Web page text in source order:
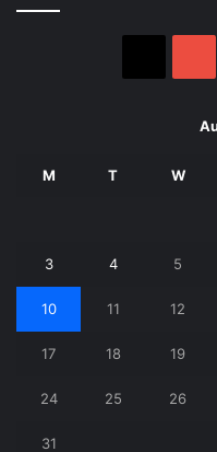
M T W
3 4 5
10 11 12
17 18 19
24 25 26
31